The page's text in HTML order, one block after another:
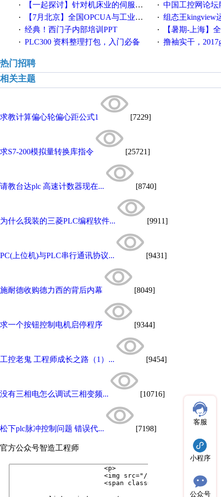
· 【一起探讨】针对机床业的伺服系统发展，您的期望是什么？ · 中国工控网论坛版
· 【7月北京】全国OPCUA与工业互联技术培训班通知！ · 组态王kingview
· 经典！西门子内部培训PPT · 【暑期-上海】全国工业
· PLC300 资料整理打包，入门必备 · 撸袖实干，2017gongkong®第
热门招聘
相关主题
求教计算偏心轮偏心距公式1 [7229]
求S7-200模拟量转换库指令 [25721]
请教台达plc 高速计数器现在... [8740]
为什么我装的三菱PLC编程软件... [9911]
PC(上位机)与PLC串行通讯协议... [9431]
施耐德收购德力西的背后内幕 [8049]
求一个按钮控制电机启停程序 [9344]
工控老鬼 工程师成长之路（1）... [9454]
没有三相电怎么调试三相变频... [10716]
松下plc脉冲控制问题 错误代... [7198]
官方公众号智造工程师
客服
小程序
公众号